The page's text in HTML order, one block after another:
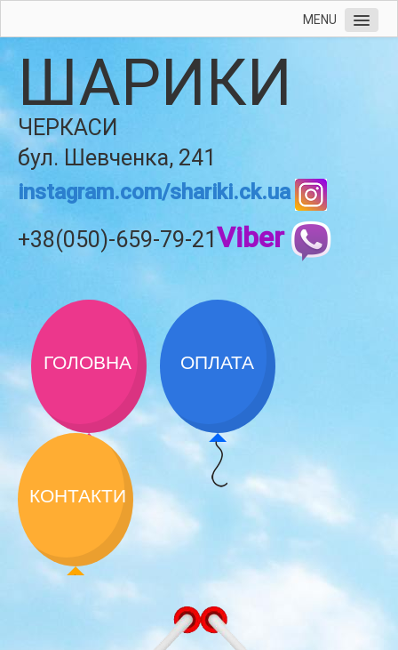
MENU
ШАРИКИ
ЧЕРКАСИ
бул. Шевченка, 241
instagram.com/shariki.ck.ua
+38(050)-659-79-21Viber
ГОЛОВНА ОПЛАТА
КОНТАКТИ